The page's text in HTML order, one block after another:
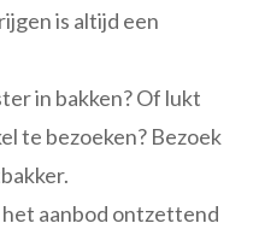
is altijd een
in bakken? Of lukt
te bezoeken? Bezoek
aanbod ontzettend